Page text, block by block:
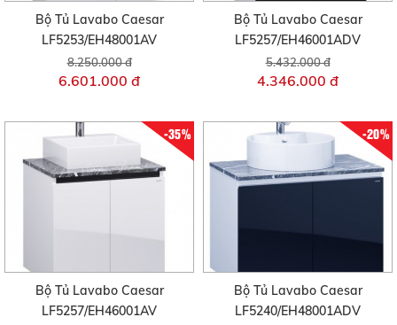
Bộ Tủ Lavabo Caesar
LF5253/EH48001AV
8.250.000 đ
6.601.000 đ
Bộ Tủ Lavabo Caesar
LF5257/EH46001ADV
5.432.000 đ
4.346.000 đ
-35%
Bộ Tủ Lavabo Caesar
LF5257/EH46001AV
-20%
Bộ Tủ Lavabo Caesar
LF5240/EH48001ADV